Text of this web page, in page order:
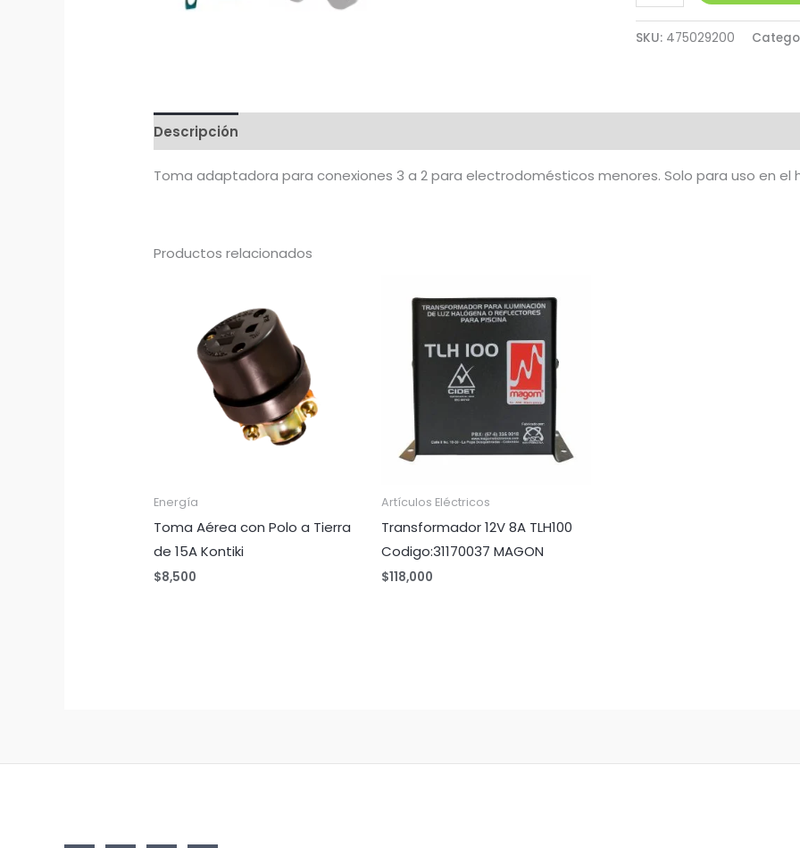
Adaptadora
3
U-
09
SKU: 475029200
Descripción
Toma adaptadora para conexiones 3 a 2 para electrodomésticos menores. Solo para uso en el
Productos relacionados
Energía
Toma Aérea con Polo a Tierra
de 15A Kontiki
$8,500
Artículos Eléctricos
Transformador 12V 8A TLH100
Codigo:31170037 MAGON
$118,000